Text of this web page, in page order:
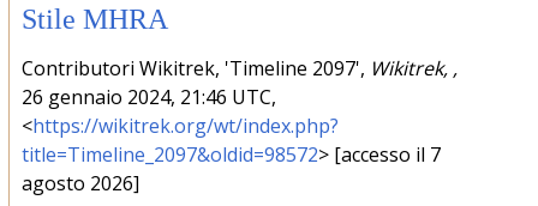
Stile MHRA
Contributori Wikitrek, 'Timeline 2097', Wikitrek, ,
26 gennaio 2024, 21:46 UTC,
<https://wikitrek.org/wt/index.php?
title=Timeline_2097&oldid=98572> [accesso il 7
agosto 2026]